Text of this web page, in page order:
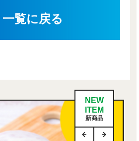
一覧に戻る
NEW
ITEM
新商品